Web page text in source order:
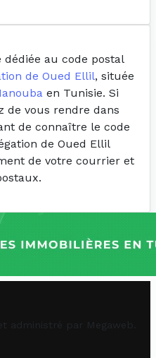
au code postal
de Oued Ellil, située
en Tunisie. Si
de vous rendre dans
de connaître le code
de Oued Ellil
de votre courrier et
administré par Megaweb